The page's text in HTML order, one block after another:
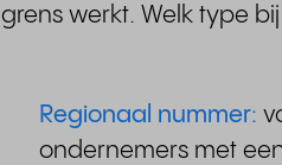
grens werkt. Welk type
Regionaal nummer:
ondernemers met